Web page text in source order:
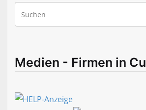
Medien - Firmen in